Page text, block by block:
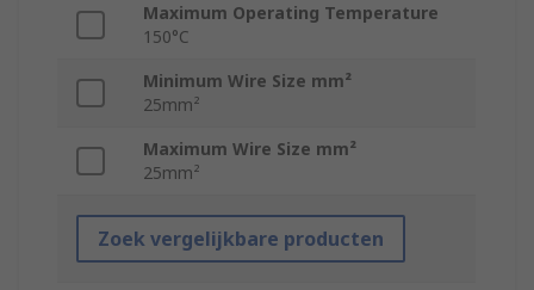
Maximum Operating Temperature
150°C
Minimum Wire Size mm²
25mm²
Maximum Wire Size mm²
25mm²
Zoek vergelijkbare producten